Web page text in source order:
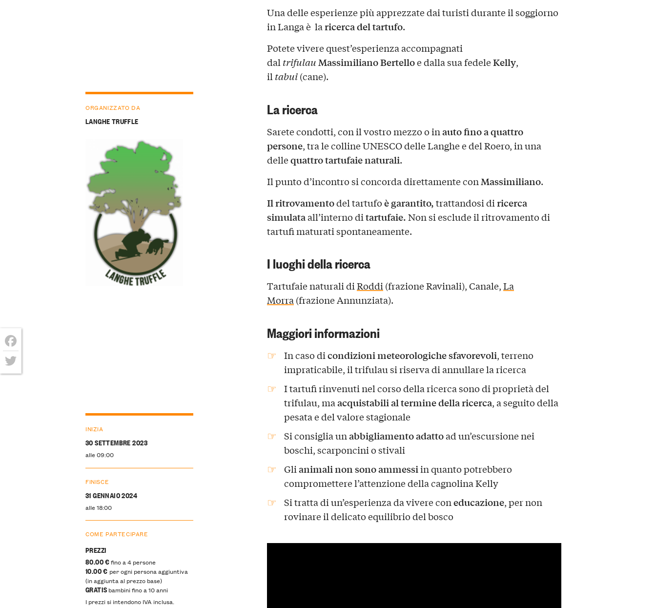
Una delle esperienze più apprezzate dai turisti durante il soggiorno
in Langa è laricerca del tartufo.
Potete vivere quest’esperienza accompagnati
dal trifulauMassimiliano Bertelloe dalla sua fedeleKelly,
il tabui(cane).
La ricerca
Sarete condotti, con il vostro mezzo o inauto fino a quattro
persone, tra le colline UNESCO delle Langhe e del Roero, in una
dellequattro tartufaie naturali.
Il punto d’incontro si concorda direttamente conMassimiliano.
Il ritrovamentodel tartufoè garantito,trattandosi diricerca
simulata all’interno ditartufaie.Non si esclude il ritrovamento di
tartufi maturati spontaneamente.
I luoghi della ricerca
Tartufaie naturali diRoddi(frazione Ravinali), Canale,La
Morra(frazione Annunziata).
Maggiori informazioni
In caso dicondizioni meteorologiche sfavorevoli, terreno
impraticabile, il trifulau si riserva di annullare la ricerca
I tartufi rinvenuti nel corso della ricerca sono di proprietà del
trifulau, maacquistabili al termine della ricerca, a seguito della
pesata e del valore stagionale
Si consiglia unabbigliamento adattoad un’escursione nei
boschi, scarponcini o stivali
Glianimali non sono ammessiin quanto potrebbero
compromettere l’attenzione della cagnolina Kelly
Si tratta di un’esperienza da vivere coneducazione, per non
rovinare il delicato equilibrio del bosco
ORGANIZZATO DA
LANGHE TRUFFLE
INIZIA
30 SETTEMBRE 2023
alle 09:00
FINISCE
31 GENNAIO 2024
alle 18:00
COME PARTECIPARE
PREZZI
80.00 €fino a 4 persone
10.00 € per ogni persona aggiuntiva
(in aggiunta al prezzo base)
GRATISbambini fino a 10 anni
I prezzi si intendono IVA inclusa.
Facebook
Twitter